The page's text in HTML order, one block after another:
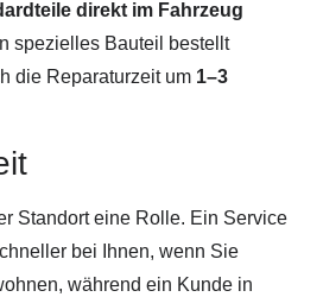
direkt im Fahrzeug
spezielles Bauteil bestellt
die Reparaturzeit um 1–3
Standort eine Rolle. Ein Service
bei Ihnen, wenn Sie
während ein Kunde in